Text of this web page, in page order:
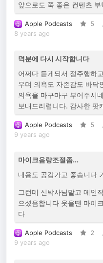
앞으로도 쭉 좋은 컨텐츠 부
Apple Podcasts 5
8 years ago
덕분에 다시 시작합니다
어쩌다 듣게되서 정주행하
우며 의욕도 자존감도 바닥
의욕을 마구마구 부어주시
보내드리렵니다. 감사한 팟
Apple Podcasts 5
9 years ago
마이크음량조절좀...
내용도 공감가고 좋습니다
그런데 신박사님말고 메인
으셨음합니다 웃을땐 마이
다
Apple Podcasts 2
9 years ago